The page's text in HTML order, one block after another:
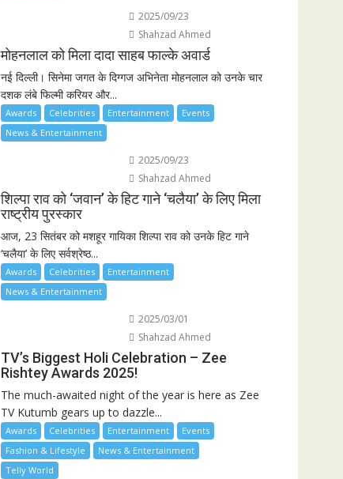
2025/09/23
Shahzad Ahmed
मोहनलाल को मिला दादा साहब फाल्के अवार्ड
नई दिल्ली। सिनेमा जगत के दिग्गज अभिनेता मोहनलाल को उनके चार
दशक लंबे फिल्मी करियर और...
Awards Celebrities Entertainment
Events
News & Entertainment
2025/09/23
Shahzad Ahmed
शिल्पा राव को ‘जवान’ के हिट गाने ‘चलैया’ के लिए मिला
राष्ट्रीय पुरस्कार
आज, 23 सितंबर को मशहूर गायिका शिल्पा राव को उनके हिट गाने
‘चलैया’ के लिए सर्वश्रेष्ठ...
Awards Celebrities
Entertainment
News & Entertainment
2025/03/01
Shahzad Ahmed
TV’s Biggest Holi Celebration – Zee
Rishtey Awards 2025!
The much-awaited night of the year is here as Zee
TV Kutumb gears up to dazzle...
Awards Celebrities Entertainment
Events
Fashion & Lifestyle
News & Entertainment
Telly World